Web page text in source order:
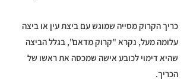
כריך הקרוק מסייה שמוגש עם ביצת עין או ביצה
עלומה מעל, נקרא "קרוק מדאם", בגלל הביצה
שהיא דימוי לכובע אישה שמכסה את ראשו של
הכריך.